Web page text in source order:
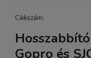
Cikkszám:
Gopro és